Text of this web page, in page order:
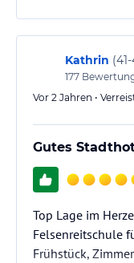
Kathrin (
177
Vor 2 Jahren •
Gutes
Top Lage im
Felsenreitschule
Frühstück,